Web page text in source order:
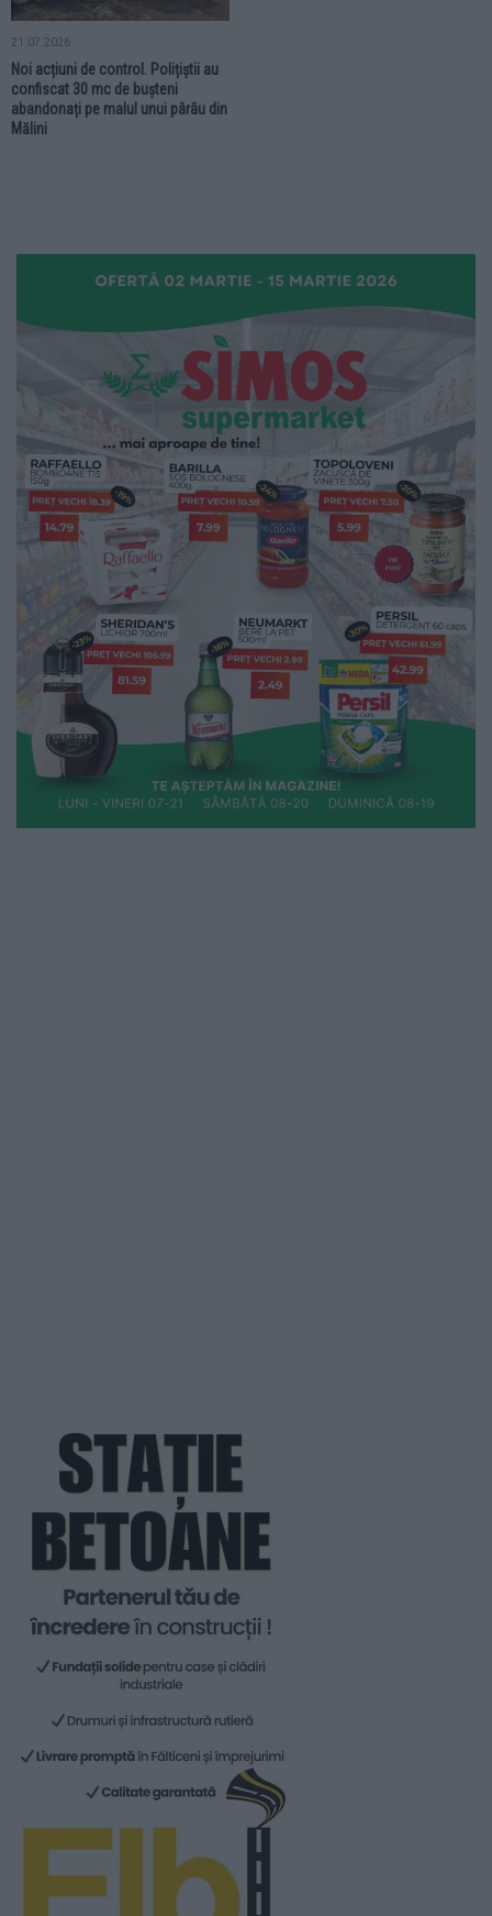
21.07.2026
Noi acțiuni de control. Polițiștii au
confiscat 30 mc de bușteni
abandonați pe malul unui pârâu din
Mălini